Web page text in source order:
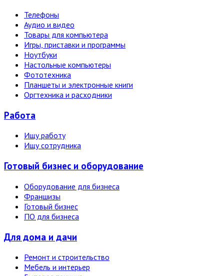
Телефоны
Аудио и видео
Товары для компьютера
Игры, приставки и программы
Ноутбуки
Настольные компьютеры
Фототехника
Планшеты и электронные книги
Оргтехника и расходники
Работа
Ищу работу
Ищу сотрудника
Готовый бизнес и оборудование
Оборудование для бизнеса
Франшизы
Готовый бизнес
ПО для бизнеса
Для дома и дачи
Ремонт и строительство
Мебель и интерьер